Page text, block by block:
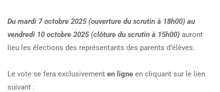
Du mardi 7 octobre 2025 (ouverture du scrutin à 18h00) au
vendredi 10 octobre 2025 (clôture du scrutin à 15h00) auront
lieu les élections des représentants des parents d’élèves.
Le vote se fera exclusivement en ligne en cliquant sur le lien
suivant :